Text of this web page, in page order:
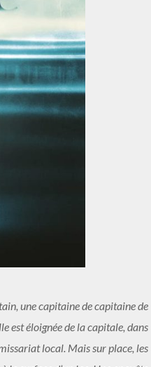
une capitaine de capitaine de
est éloignée de la capitale, dans
local. Mais sur place, les